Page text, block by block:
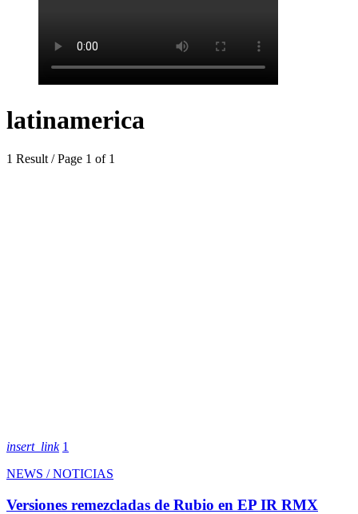
latinamerica
1 Result / Page 1 of 1
insert_link 1
NEWS / NOTICIAS
Versiones remezcladas de Rubio en EP IR RMX